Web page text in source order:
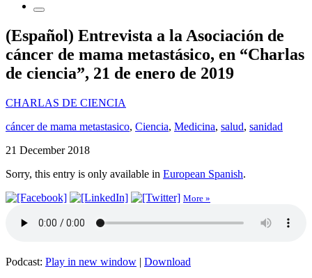
(Español) Entrevista a la Asociación de
cáncer de mama metastásico, en “Charlas
de ciencia”, 21 de enero de 2019
CHARLAS DE CIENCIA
cáncer de mama metastasico, Ciencia, Medicina, salud, sanidad
21 December 2018
Sorry, this entry is only available in European Spanish.
More »
Podcast: Play in new window | Download